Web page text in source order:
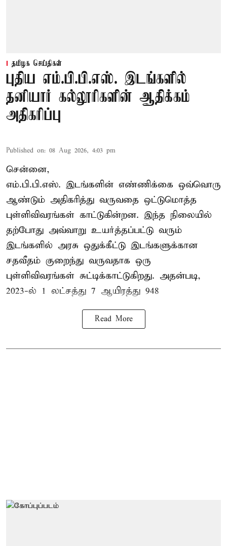
தமிழக செய்திகள்
புதிய எம்.பி.பி.எஸ். இடங்களில்
தனியார் கல்லூரிகளின் ஆதிக்கம்
அதிகரிப்பு
Published on: 08 Aug 2026, 4:03 pm
சென்னை,
எம்.பி.பி.எஸ். இடங்களின் எண்ணிக்கை ஒவ்வொரு
ஆண்டும் அதிகரித்து வருவதை ஒட்டுமொத்த
புள்ளிவிவரங்கள் காட்டுகின்றன. இந்த நிலையில்
தற்போது அவ்வாறு உயர்த்தப்பட்டு வரும்
இடங்களில் அரசு ஒதுக்கீட்டு இடங்களுக்கான
சதவீதம் குறைந்து வருவதாக ஒரு
புள்ளிவிவரங்கள் சுட்டிக்காட்டுகிறது. அதன்படி,
2023-ல் 1 லட்சத்து 7 ஆயிரத்து 948
Read More